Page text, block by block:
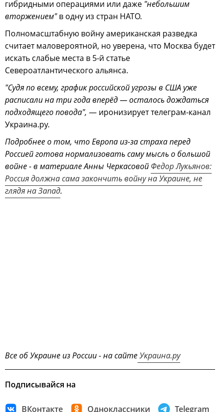
гибридными операциями или даже "небольшим
вторжением"в одну из стран НАТО.
Полномасштабную войну американская разведка
считает маловероятной, но уверена, что Москва будет
искать слабые места в 5-й статье
Североатлантического альянса.
"Судя по всему, график российской угрозы в США уже
расписали на три года вперёд — осталось дождаться
подходящего повода", — иронизирует телеграм-канал
Украина.ру.
Подробнее о том, что Европа из-за страха перед
Россией готова нормализовать саму мысль о большой
войне - в материале Анны Черкасовой Федор Лукьянов:
Россия должна сама закончить войну на Украине, не
глядя на Запад.
Все об Украине из России - на сайтеУкраина.ру
Подписывайся на
ВКонтакте Одноклассники Telegram